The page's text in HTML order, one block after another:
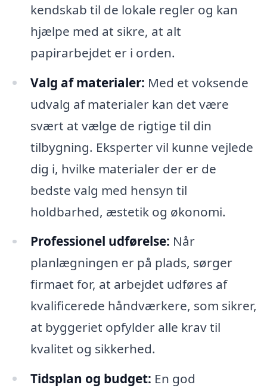
kendskab til de lokale regler og kan
hjælpe med at sikre, at alt
papirarbejdet er i orden.
Valg af materialer: Med et voksende
udvalg af materialer kan det være
svært at vælge de rigtige til din
tilbygning. Eksperter vil kunne vejlede
dig i, hvilke materialer der er de
bedste valg med hensyn til
holdbarhed, æstetik og økonomi.
Professionel udførelse: Når
planlægningen er på plads, sørger
firmaet for, at arbejdet udføres af
kvalificerede håndværkere, som sikrer,
at byggeriet opfylder alle krav til
kvalitet og sikkerhed.
Tidsplan og budget: En god